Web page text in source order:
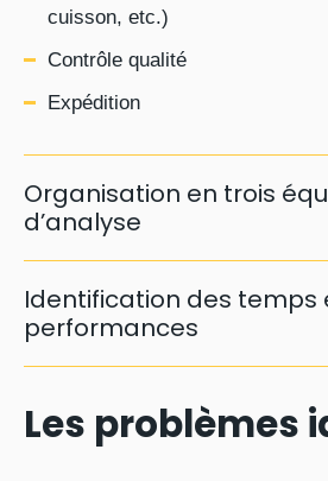
cuisson, etc.)
Contrôle qualité
Expédition
Organisation en trois
d’analyse
Équipe « Valeur Ajoutée »
Équipe « Stock/Encours »
Identification des temps
performances
Les problèmes